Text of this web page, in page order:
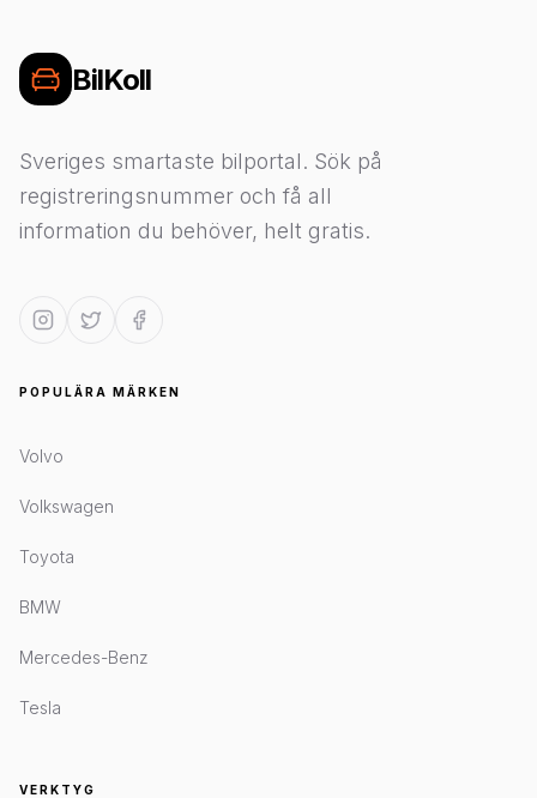
BilKoll
Sveriges smartaste bilportal. Sök på
registreringsnummer och få all
information du behöver, helt gratis.
POPULÄRA MÄRKEN
Volvo
Volkswagen
Toyota
BMW
Mercedes-Benz
Tesla
VERKTYG